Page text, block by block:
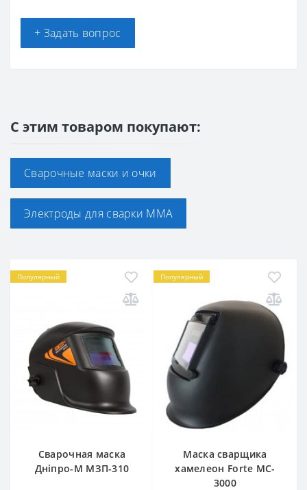
+ Задать вопрос
С этим товаром покупают:
Сварочные маски и очки
Электроды для сварки ММА
Популярный
Сварочная маска
Дніпро-М МЗП-310
Популярный
Маска сварщика
хамелеон Forte MC-
3000